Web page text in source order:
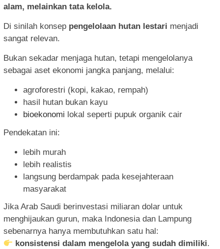
alam, melainkan tata kelola.
Di sinilah konsep pengelolaan hutan lestari menjadi
sangat relevan.
Bukan sekadar menjaga hutan, tetapi mengelolanya
sebagai aset ekonomi jangka panjang, melalui:
agroforestri (kopi, kakao, rempah)
hasil hutan bukan kayu
bioekonomi lokal seperti pupuk organik cair
Pendekatan ini:
lebih murah
lebih realistis
langsung berdampak pada kesejahteraan
masyarakat
Jika Arab Saudi berinvestasi miliaran dolar untuk
menghijaukan gurun, maka Indonesia dan Lampung
sebenarnya hanya membutuhkan satu hal:
konsistensi dalam mengelola yang sudah dimiliki.